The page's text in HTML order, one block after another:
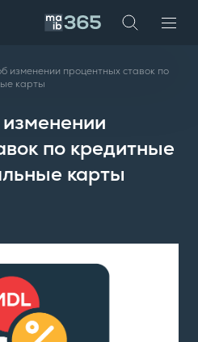
изменении процентных ставок по
карты
по кредитные
карты